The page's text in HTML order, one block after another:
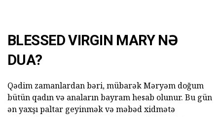
BLESSED VIRGIN MARY NƏ
DUA?
Qədim zamanlardan bəri, mübarək Məryəm doğum
bütün qadın və anaların bayram hesab olunur. Bu gün
ən yaxşı paltar geyinmək və məbəd xidmətə